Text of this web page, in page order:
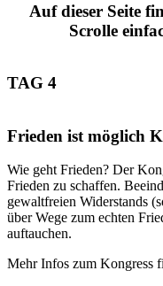
Auf dieser Seite
Scrolle
TAG 4
Frieden ist möglich
Wie geht Frieden? Der
Frieden zu schaffen.
gewaltfreien Widerstands
über Wege zum echten
auftauchen.
Mehr Infos zum Kongress